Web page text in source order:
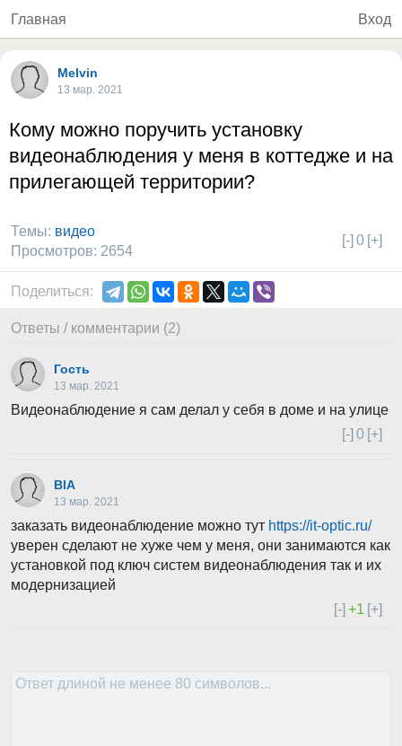
Главная Вход
Melvin
13 мар. 2021
Кому можно поручить установку
видеонаблюдения у меня в коттедже и на
прилегающей территории?
[-] 0 [+]
Темы: видео
Просмотров: 2654
Поделиться:
Ответы / комментарии (2)
Гость
13 мар. 2021
Видеонаблюдение я сам делал у себя в доме и на улице
[-] 0 [+]
BlA
13 мар. 2021
заказать видеонаблюдение можно тут https://it-optic.ru/
уверен сделают не хуже чем у меня, они занимаются как
установкой под ключ систем видеонаблюдения так и их
модернизацией
[-] +1 [+]